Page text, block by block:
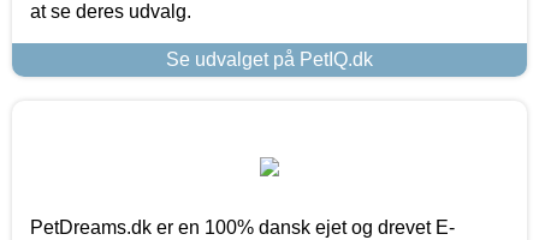
at se deres udvalg.
Se udvalget på PetIQ.dk
PetDreams.dk er en 100% dansk ejet og drevet E-